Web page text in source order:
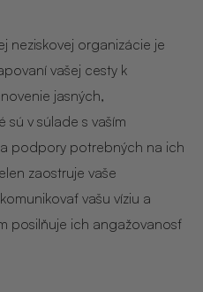
neziskovej organizácie je
vašej cesty k
jasných,
sú v súlade s vaším
podpory potrebných na ich
zaostruje vaše
vašu víziu a
posilňuje ich angažovanosť